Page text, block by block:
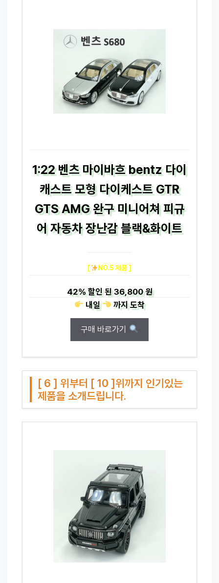
1:22 벤츠 마이바흐 bentz 다이
캐스트 모형 다이케스트 GTR
GTS AMG 완구 미니어쳐 피규
어 자동차 장난감 블랙&화이트
[ NO.5 제품 ]
42%할인 된36,800 원
내일
까지도착
구매 바로가기
[ 6 ] 위부터 [ 10 ]위까지 인기있는
제품을 소개드립니다.